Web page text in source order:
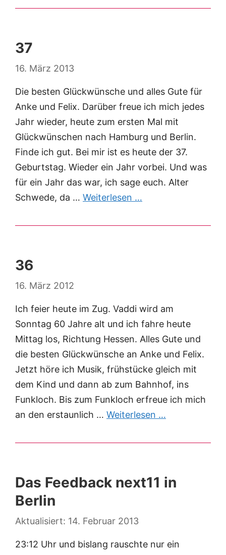
37
16. März 2013
Die besten Glückwünsche und alles Gute für
Anke und Felix. Darüber freue ich mich jedes
Jahr wieder, heute zum ersten Mal mit
Glückwünschen nach Hamburg und Berlin.
Finde ich gut. Bei mir ist es heute der 37.
Geburtstag. Wieder ein Jahr vorbei. Und was
für ein Jahr das war, ich sage euch. Alter
Schwede, da … Weiterlesen …
36
16. März 2012
Ich feier heute im Zug. Vaddi wird am
Sonntag 60 Jahre alt und ich fahre heute
Mittag los, Richtung Hessen. Alles Gute und
die besten Glückwünsche an Anke und Felix.
Jetzt höre ich Musik, frühstücke gleich mit
dem Kind und dann ab zum Bahnhof, ins
Funkloch. Bis zum Funkloch erfreue ich mich
an den erstaunlich … Weiterlesen …
Das Feedback next11 in
Berlin
14. Februar 2013
23:12 Uhr und bislang rauschte nur ein